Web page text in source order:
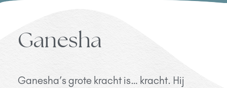
Ganesha
Ganesha’s grote kracht is… kracht. Hij